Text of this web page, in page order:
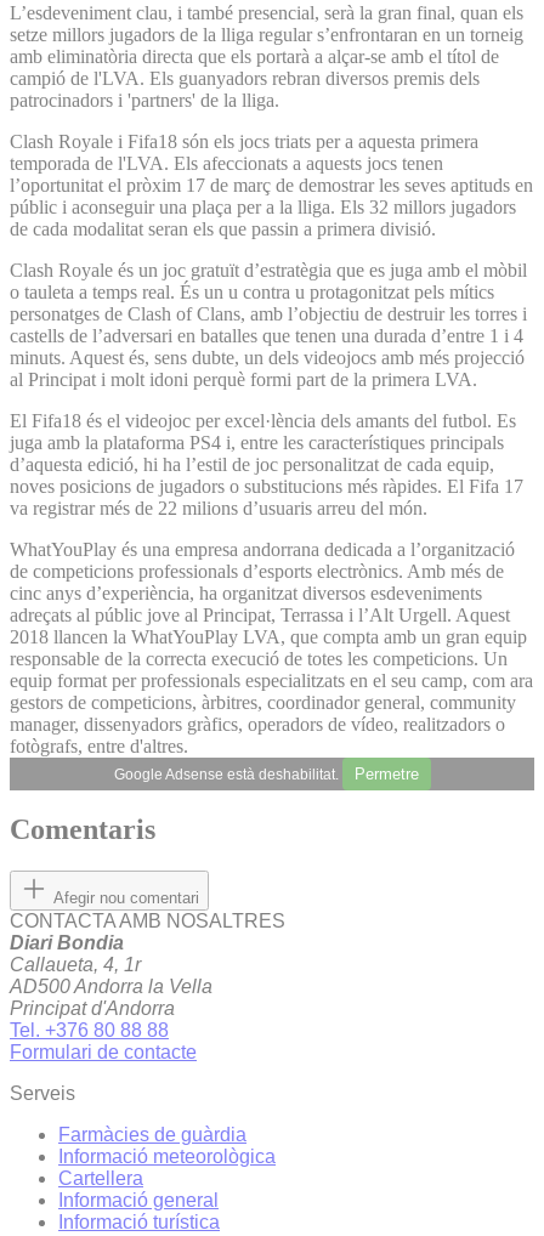
L’esdeveniment clau, i també presencial, serà la gran final, quan els
setze millors jugadors de la lliga regular s’enfrontaran en un torneig
amb eliminatòria directa que els portarà a alçar-se amb el títol de
campió de l'LVA. Els guanyadors rebran diversos premis dels
patrocinadors i 'partners' de la lliga.
Clash Royale i Fifa18 són els jocs triats per a aquesta primera
temporada de l'LVA. Els afeccionats a aquests jocs tenen
l’oportunitat el pròxim 17 de març de demostrar les seves aptituds en
públic i aconseguir una plaça per a la lliga. Els 32 millors jugadors
de cada modalitat seran els que passin a primera divisió.
Clash Royale és un joc gratuït d’estratègia que es juga amb el mòbil
o tauleta a temps real. És un u contra u protagonitzat pels mítics
personatges de Clash of Clans, amb l’objectiu de destruir les torres i
castells de l’adversari en batalles que tenen una durada d’entre 1 i 4
minuts. Aquest és, sens dubte, un dels videojocs amb més projecció
al Principat i molt idoni perquè formi part de la primera LVA.
El Fifa18 és el videojoc per excel·lència dels amants del futbol. Es
juga amb la plataforma PS4 i, entre les característiques principals
d’aquesta edició, hi ha l’estil de joc personalitzat de cada equip,
noves posicions de jugadors o substitucions més ràpides. El Fifa 17
va registrar més de 22 milions d’usuaris arreu del món.
WhatYouPlay és una empresa andorrana dedicada a l’organització
de competicions professionals d’esports electrònics. Amb més de
cinc anys d’experiència, ha organitzat diversos esdeveniments
adreçats al públic jove al Principat, Terrassa i l’Alt Urgell. Aquest
2018 llancen la WhatYouPlay LVA, que compta amb un gran equip
responsable de la correcta execució de totes les competicions. Un
equip format per professionals especialitzats en el seu camp, com ara
gestors de competicions, àrbitres, coordinador general, community
manager, dissenyadors gràfics, operadors de vídeo, realitzadors o
fotògrafs, entre d'altres.
Google Adsense està deshabilitat. Permetre
Comentaris
Afegir nou comentari
CONTACTA AMB NOSALTRES
Diari Bondia
Callaueta, 4, 1r
AD500 Andorra la Vella
Principat d'Andorra
Tel. +376 80 88 88
Formulari de contacte
Serveis
Farmàcies de guàrdia
Informació meteorològica
Cartellera
Informació general
Informació turística